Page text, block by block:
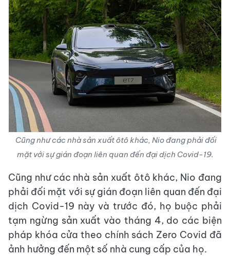
Cũng như các nhà sản xuất ôtô khác, Nio đang phải đối
mặt với sự gián đoạn liên quan đến đại dịch Covid-19.
Cũng như các nhà sản xuất ôtô khác, Nio đang
phải đối mặt với sự gián đoạn liên quan đến đại
dịch Covid-19 này và trước đó, họ buộc phải
tạm ngừng sản xuất vào tháng 4, do các biện
pháp khóa cửa theo chính sách Zero Covid đã
ảnh hưởng đến một số nhà cung cấp của họ.